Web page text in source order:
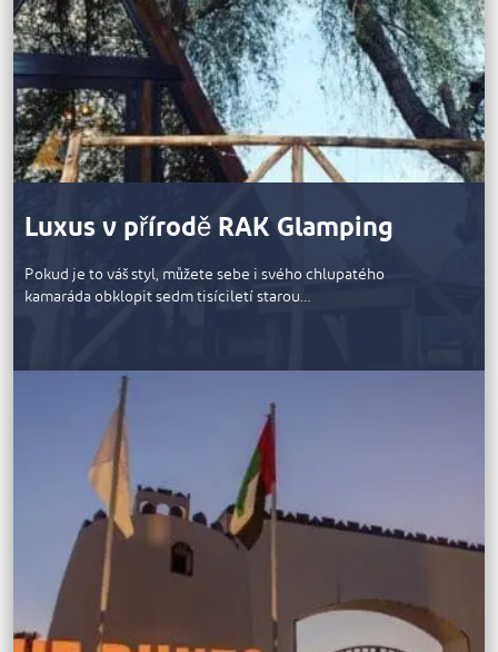
Luxus v přírodě RAK Glamping
Pokud je to váš styl, můžete sebe i svého chlupatého
kamaráda obklopit sedm tisíciletí starou…